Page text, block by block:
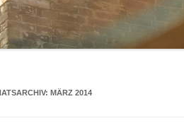
MÄRZ 2014